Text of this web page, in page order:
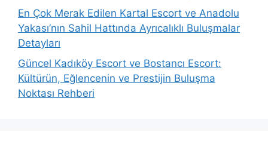
En Çok Merak Edilen Kartal Escort ve Anadolu
Yakası’nın Sahil Hattında Ayrıcalıklı Buluşmalar
Detayları
Güncel Kadıköy Escort ve Bostancı Escort:
Kültürün, Eğlencenin ve Prestijin Buluşma
Noktası Rehberi